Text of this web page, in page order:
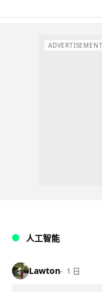
ADVERTISEMENT
人工智能
Lawton 1 日